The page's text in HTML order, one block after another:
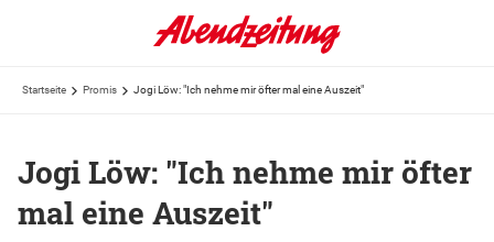
Startseite Promis Jogi Löw: "Ich nehme mir öfter mal eine Auszeit"
Jogi Löw: "Ich nehme mir öfter
mal eine Auszeit"